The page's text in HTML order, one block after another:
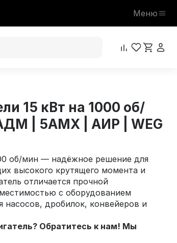
Меню
15 кВт на 1000 об/
| 5АМХ | АИР | WEG
об/мин — надёжное решение для
высокого крутящего момента и
отличается прочной
с оборудованием
насосов, дробилок, конвейеров и
Обратитесь к нам! Мы